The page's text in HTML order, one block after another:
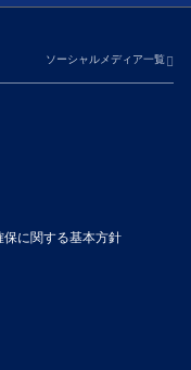
ソーシャルメディア一覧
に関する基本方針